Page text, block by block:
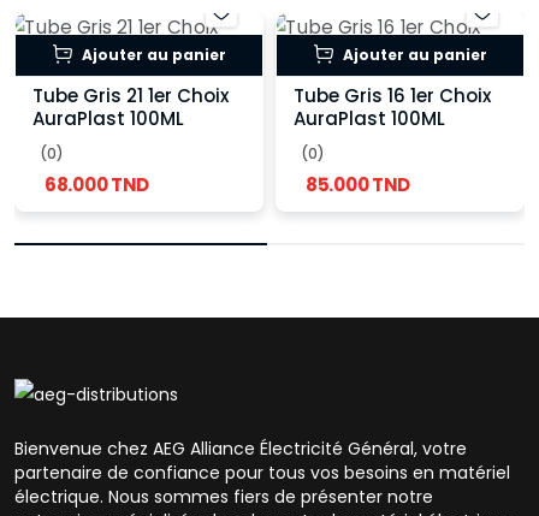
Ajouter au panier
Tube Gris 21 1er Choix
AuraPlast 100ML
(0)
68.000 TND
Ajouter au panier
Tube Gris 16 1er Choix
AuraPlast 100ML
(0)
85.000 TND
Bienvenue chez AEG Alliance Électricité Général, votre
partenaire de confiance pour tous vos besoins en matériel
électrique. Nous sommes fiers de présenter notre